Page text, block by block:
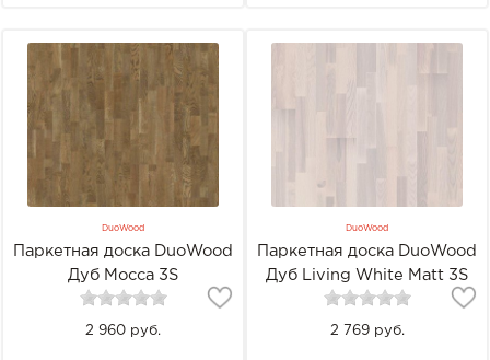
DuoWood
Паркетная доска DuoWood
Дуб Mocca 3S
2 960 руб.
DuoWood
Паркетная доска DuoWood
Дуб Living White Matt 3S
2 769 руб.